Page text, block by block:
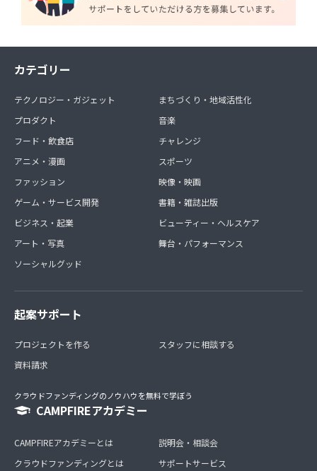
カテゴリー
テクノロジー・ガジェット
プロダクト
フード・飲食店
アニメ・漫画
ファッション
ゲーム・サービス開発
ビジネス・起業
アート・写真
ソーシャルグッド
まちづくり・地域活性化
音楽
チャレンジ
スポーツ
映像・映画
書籍・雑誌出版
ビューティー・ヘルスケア
舞台・パフォーマンス
起案サポート
プロジェクトを作る
資料請求
スタッフに相談する
クラウドファンディングのノウハウを無料で学ぼう
CAMPFIREアカデミー
CAMPFIREアカデミーとは
クラウドファンディングとは
説明会・相談会
サポートサービス